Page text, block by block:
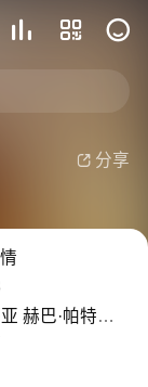
  
清电影
 分享
赫巴·帕特尔